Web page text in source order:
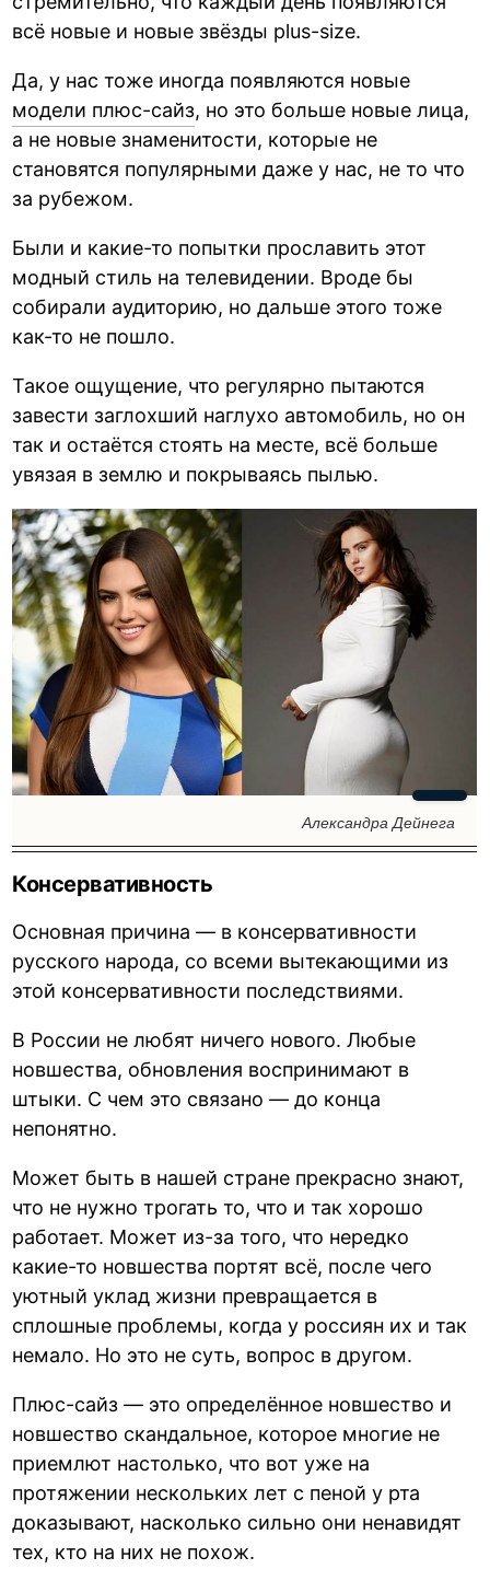
всё новые и новые звёзды plus-size.
Да, у нас тоже иногда появляются новые
модели плюс-сайз, но это больше новые лица,
а не новые знаменитости, которые не
становятся популярными даже у нас, не то что
за рубежом.
Были и какие-то попытки прославить этот
модный стиль на телевидении. Вроде бы
собирали аудиторию, но дальше этого тоже
как-то не пошло.
Такое ощущение, что регулярно пытаются
завести заглохший наглухо автомобиль, но он
так и остаётся стоять на месте, всё больше
увязая в землю и покрываясь пылью.
Александра Дейнега
Консервативность
Основная причина — в консервативности
русского народа, со всеми вытекающими из
этой консервативности последствиями.
В России не любят ничего нового. Любые
новшества, обновления воспринимают в
штыки. С чем это связано — до конца
непонятно.
Может быть в нашей стране прекрасно знают,
что не нужно трогать то, что и так хорошо
работает. Может из-за того, что нередко
какие-то новшества портят всё, после чего
уютный уклад жизни превращается в
сплошные проблемы, когда у россиян их и так
немало. Но это не суть, вопрос в другом.
Плюс-сайз — это определённое новшество и
новшество скандальное, которое многие не
приемлют настолько, что вот уже на
протяжении нескольких лет с пеной у рта
доказывают, насколько сильно они ненавидят
тех, кто на них не похож.